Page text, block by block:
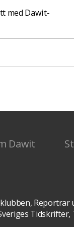
med Dawit-
Dawit
Reportrar
Tidskrifter,